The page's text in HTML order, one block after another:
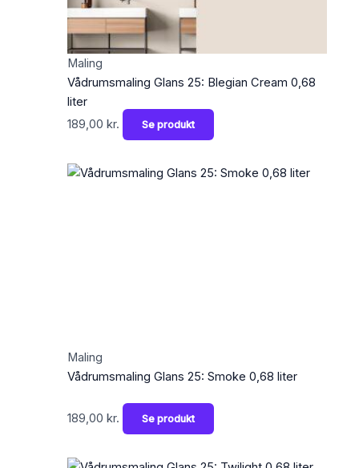
Maling
Vådrumsmaling Glans 25: Blegian Cream 0,68
liter
189,00 kr. Se produkt
Maling
Vådrumsmaling Glans 25: Smoke 0,68 liter
189,00 kr. Se produkt